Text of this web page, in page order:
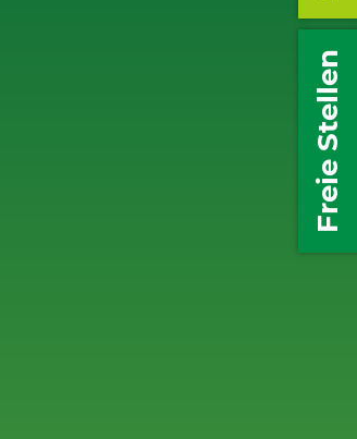
Freie Stellen